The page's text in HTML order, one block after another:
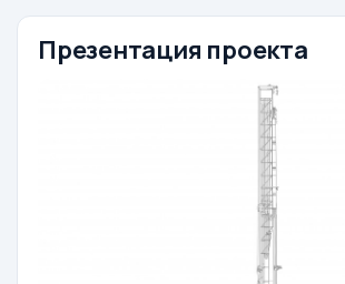
Презентация проекта